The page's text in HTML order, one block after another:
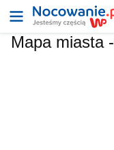
Mapa miasta -